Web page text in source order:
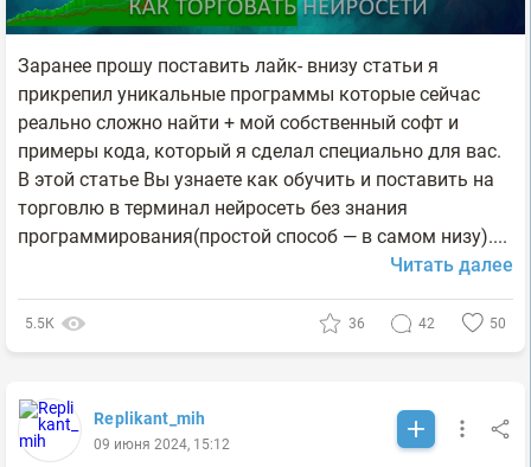
Заранее прошу поставить лайк- внизу статьи я
прикрепил уникальные программы которые сейчас
реально сложно найти + мой собственный софт и
примеры кода, который я сделал специально для вас.
В этой статье Вы узнаете как обучить и поставить на
торговлю в терминал нейросеть без знания
программирования(простой способ — в самом низу)....
Читать далее
5.5К 36 42 50
Replikant_mih
09 июня 2024, 15:12